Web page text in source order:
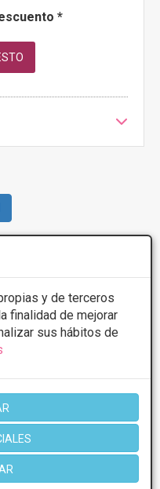
y de terceros
finalidad de mejorar
sus hábitos de
*
Termoterapia